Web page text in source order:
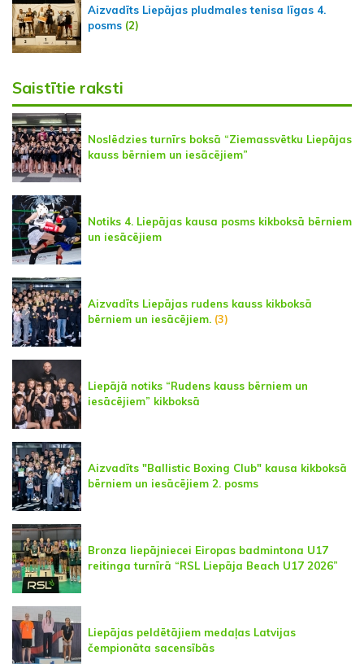
Aizvadīts Liepājas pludmales tenisa līgas 4.
posms (2)
Saistītie raksti
Noslēdzies turnīrs boksā “Ziemassvētku Liepājas
kauss bērniem un iesācējiem”
Notiks 4. Liepājas kausa posms kikboksā bērniem
un iesācējiem
Aizvadīts Liepājas rudens kauss kikboksā
bērniem un iesācējiem. (3)
Liepājā notiks “Rudens kauss bērniem un
iesācējiem” kikboksā
Aizvadīts "Ballistic Boxing Club" kausa kikboksā
bērniem un iesācējiem 2. posms
Bronza liepājniecei Eiropas badmintona U17
reitinga turnīrā “RSL Liepāja Beach U17 2026”
Liepājas peldētājiem medaļas Latvijas
čempionāta sacensībās